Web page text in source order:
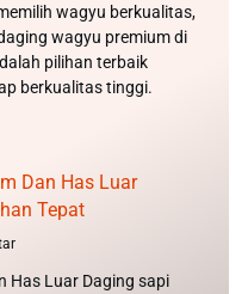
wagyu berkualitas,
wagyu premium di
pilihan terbaik
berkualitas tinggi.
Dan Has Luar
Tepat
Has Luar Daging sapi